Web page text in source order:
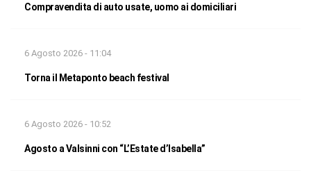
Compravendita di auto usate, uomo ai domiciliari
6 Agosto 2026 - 11:04
Torna il Metaponto beach festival
6 Agosto 2026 - 10:52
Agosto a Valsinni con “L’Estate d’Isabella”